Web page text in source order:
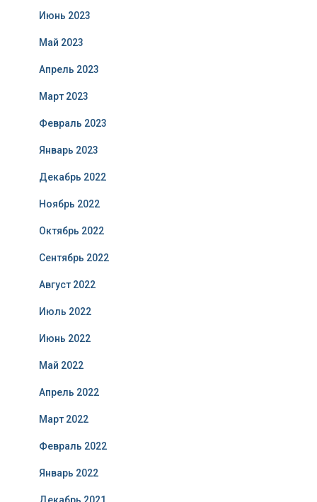
Июнь 2023
Май 2023
Апрель 2023
Март 2023
Февраль 2023
Январь 2023
Декабрь 2022
Ноябрь 2022
Октябрь 2022
Сентябрь 2022
Август 2022
Июль 2022
Июнь 2022
Май 2022
Апрель 2022
Март 2022
Февраль 2022
Январь 2022